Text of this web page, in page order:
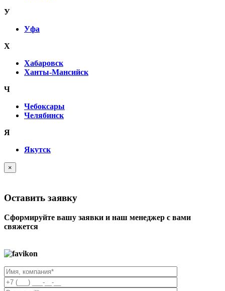
У
Уфа
Х
Хабаровск
Ханты-Мансийск
Ч
Чебоксары
Челябинск
Я
Якутск
×
Оставить заявку
Сформируйте вашу заявки и наш менеджер с вами
свяжется